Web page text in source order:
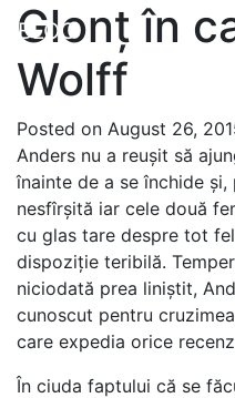
BLOG
Glonț în
Wolff
Posted on August 26,
Anders nu a reușit să
înainte de a se închide
nesfîrșită iar cele două
cu glas tare despre tot
dispoziție teribilă.
niciodată prea liniștit,
cunoscut pentru
care expedia orice
În ciuda faptului că se